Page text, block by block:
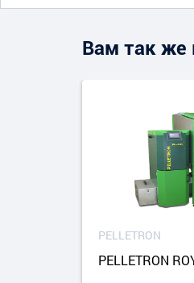
Вам так же
PELLETRON
PELLETRON